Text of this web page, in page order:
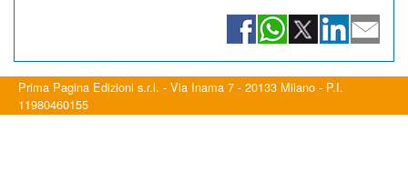
Prima Pagina Edizioni s.r.l. - Via Inama 7 - 20133 Milano - P.I.
11980460155